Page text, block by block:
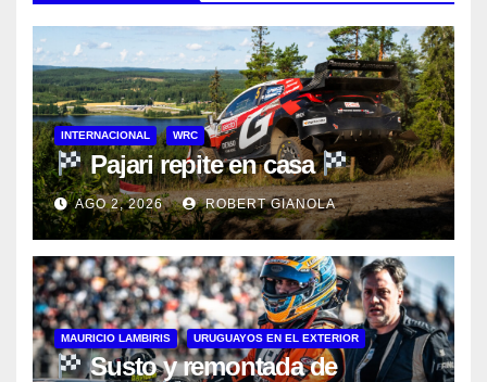
INTERNACIONAL WRC
Pajari repite en casa
AGO 2, 2026 ROBERT GIANOLA
MAURICIO LAMBIRIS URUGUAYOS EN EL EXTERIOR
Susto y remontada de